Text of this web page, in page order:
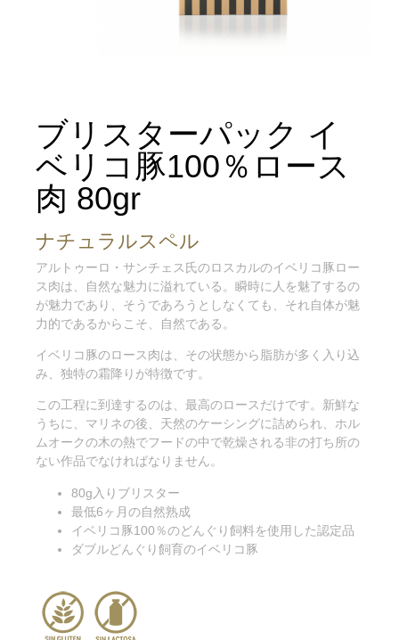
ブリスターパック イ
ベリコ豚100％ロース
肉 80gr
ナチュラルスペル
アルトゥーロ・サンチェス氏のロスカルのイベリコ豚ロー
ス肉は、自然な魅力に溢れている。瞬時に人を魅了するの
が魅力であり、そうであろうとしなくても、それ自体が魅
力的であるからこそ、自然である。
イベリコ豚のロース肉は、その状態から脂肪が多く入り込
み、独特の霜降りが特徴です。
この工程に到達するのは、最高のロースだけです。新鮮な
うちに、マリネの後、天然のケーシングに詰められ、ホル
ムオークの木の熱でフードの中で乾燥される非の打ち所の
ない作品でなければなりません。
80g入りブリスター
最低6ヶ月の自然熟成
イベリコ豚100％のどんぐり飼料を使用した認定品
ダブルどんぐり飼育のイベリコ豚